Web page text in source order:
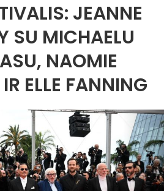
JEANNE
SU MICHAELU
NAOMIE
ELLE FANNING